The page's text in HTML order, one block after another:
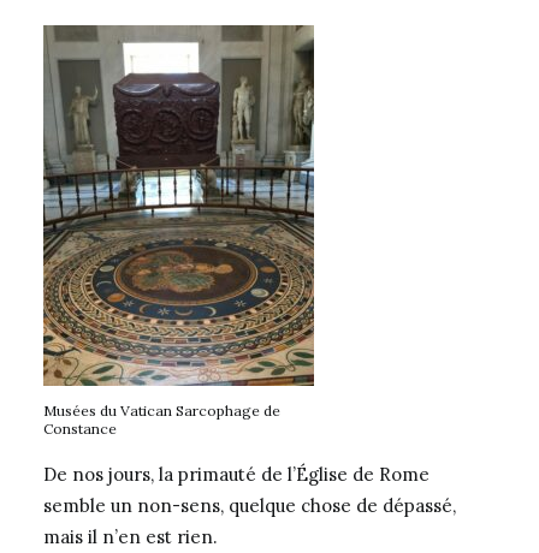
Musées du Vatican Sarcophage de
Constance
De nos jours, la primauté de l’Église de Rome
semble un non-sens, quelque chose de dépassé,
mais il n’en est rien.